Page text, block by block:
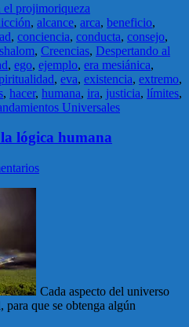
el projimoriqueza
, alcance, arca, beneficio,
, conciencia, conducta, consejo,
, Creencias, Despertando al
, ego, ejemplo, era mesiánica,
, eva, existencia, extremo,
, hacer, humana, ira, justicia, límites,
Universales
lógica humana
Cada aspecto del universo
para que se obtenga algún